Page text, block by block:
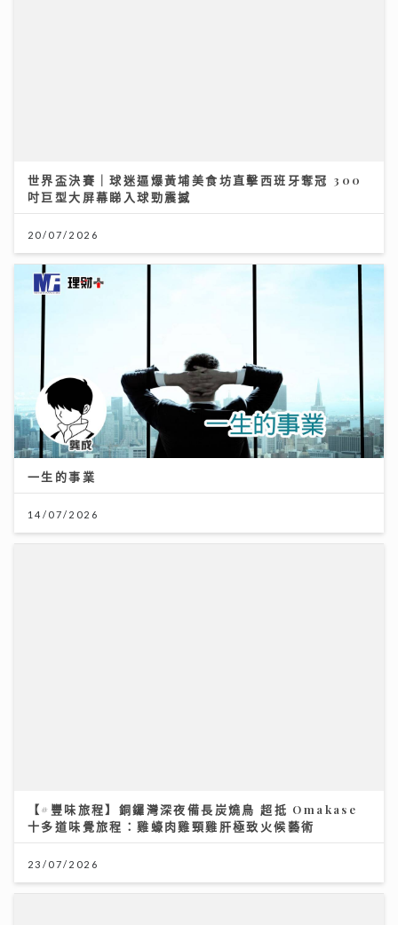
世界盃決賽｜球迷逼爆黃埔美食坊直擊西班牙奪冠 300
吋巨型大屏幕睇入球勁震撼
20/07/2026
一生的事業
14/07/2026
【#豐味旅程】銅鑼灣深夜備長炭燒鳥 超抵 Omakase
十多道味覺旅程：雞蠔肉雞頸雞肝極致火候藝術
23/07/2026